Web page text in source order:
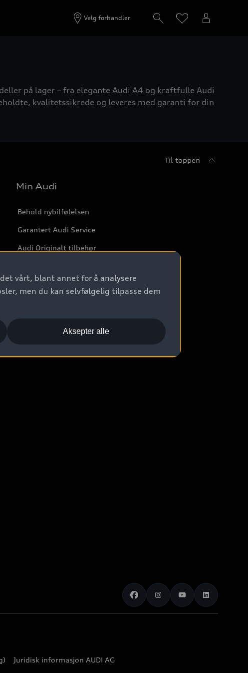
Velg forhandler
på lager – fra elegante Audi A4 og kraftfulle Audi
kvalitetssikrede og leveres med garanti for din
Til toppen
Min Audi
Behold nybilfølelsen
Garantert Audi Service
Audi Originalt tilbehør
Juridisk informasjon AUDI AG
vårt, blant annet for å analysere
men du kan selvfølgelig tilpasse dem
Aksepter alle